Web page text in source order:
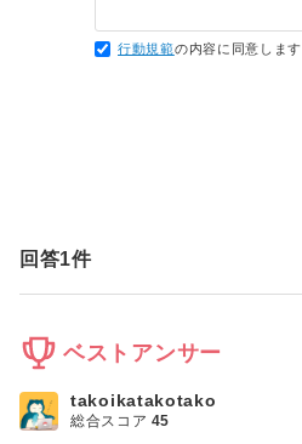
行動規範の内容に同意します
回答1件
ベストアンサー
takoikatakotako
総合スコア 45